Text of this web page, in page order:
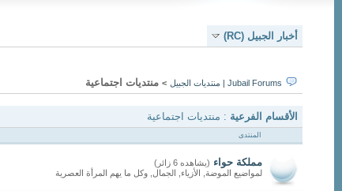
أخبار الجبيل (RC)
Jubail Forums | منتديات الجبيل > منتديات اجتماعية
الأقسام الفرعية : منتديات اجتماعية
المنتدى
مملكة حواء (يشاهده 6 زائر)
لمواضيع الموضة, الأزياء, الجمال, وكل ما يهم المرأة العصرية